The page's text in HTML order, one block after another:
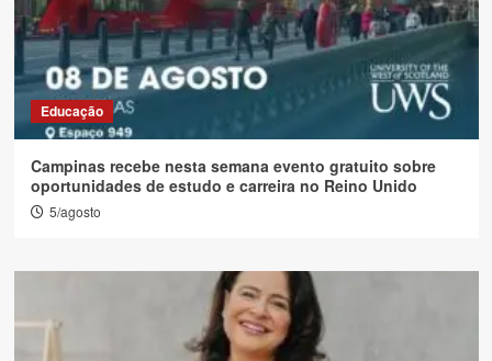
Educação
Campinas recebe nesta semana evento gratuito sobre
oportunidades de estudo e carreira no Reino Unido
5/agosto